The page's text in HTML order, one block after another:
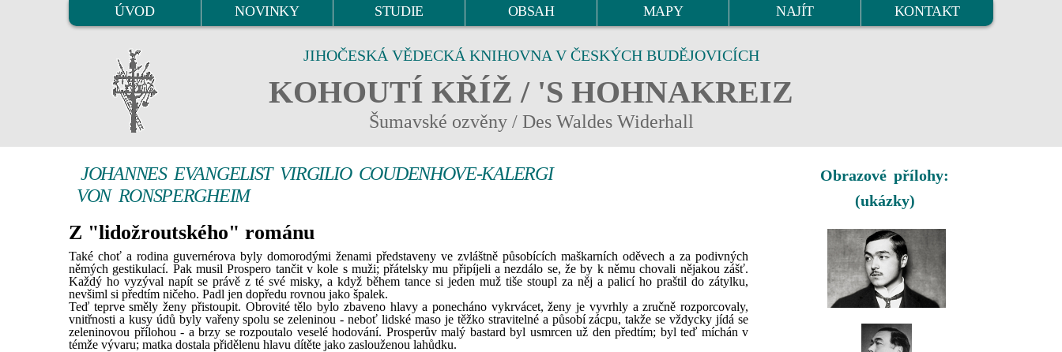
ÚVOD NOVINKY STUDIE OBSAH MAPY NAJÍT KONTAKT
JIHOČESKÁ VĚDECKÁ KNIHOVNA V ČESKÝCH BUDĚJOVICÍCH
KOHOUTÍ KŘÍŽ / 'S HOHNAKREIZ
Šumavské ozvěny / Des Waldes Widerhall
JOHANNES EVANGELIST VIRGILIO COUDENHOVE-KALERGI
VON RONSPERGHEIM
Z "lidožroutského" románu
Také choť a rodina guvernérova byly domorodými ženami představeny ve zvláštně působících maškarních oděvech a za podivných
němých gestikulací. Pak musil Prospero tančit v kole s muži; přátelsky mu připíjeli a nezdálo se, že by k němu chovali nějakou zášť.
Každý ho vyzýval napít se právě z té své misky, a když během tance si jeden muž tiše stoupl za něj a palicí ho praštil do zátylku,
nevšiml si předtím ničeho. Padl jen dopředu rovnou jako špalek.
Teď teprve směly ženy přistoupit. Obrovité tělo bylo zbaveno hlavy a ponecháno vykrvácet, ženy je vyvrhly a zručně rozporcovaly,
vnitřnosti a kusy údů byly vařeny spolu se zeleninou - neboť lidské maso je těžko stravitelné a působí zácpu, takže se vždycky jídá se
zeleninovou přílohou - a brzy se rozpoutalo veselé hodování. Prosperův malý bastard byl usmrcen už den předtím; byl teď míchán v
témže vývaru; matka dostala přidělenu hlavu dítěte jako zaslouženou lahůdku.
Obrazové přílohy:
(ukázky)